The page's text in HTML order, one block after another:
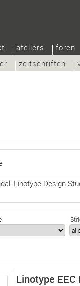
ateliers foren
zeitschriften
, Linotype Design
Linotype EEC